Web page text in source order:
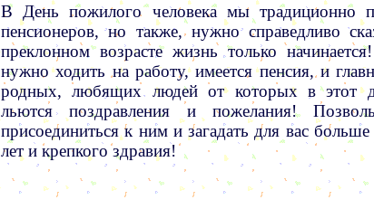
В День пожилого человека мы традиционно
пенсионеров, но также, нужно справедливо
преклонном возрасте жизнь только
нужно ходить на работу, имеется пенсия, и
родных, любящих людей от которых в этот
льются поздравления и пожелания!
присоединиться к ним и загадать для вас больше
лет и крепкого здравия!